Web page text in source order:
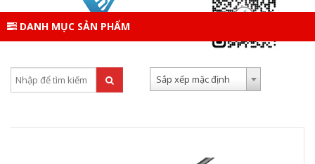
DANH MỤC SẢN PHẨM
CÁP TIN HIỆU
Sắp xếp mặc định